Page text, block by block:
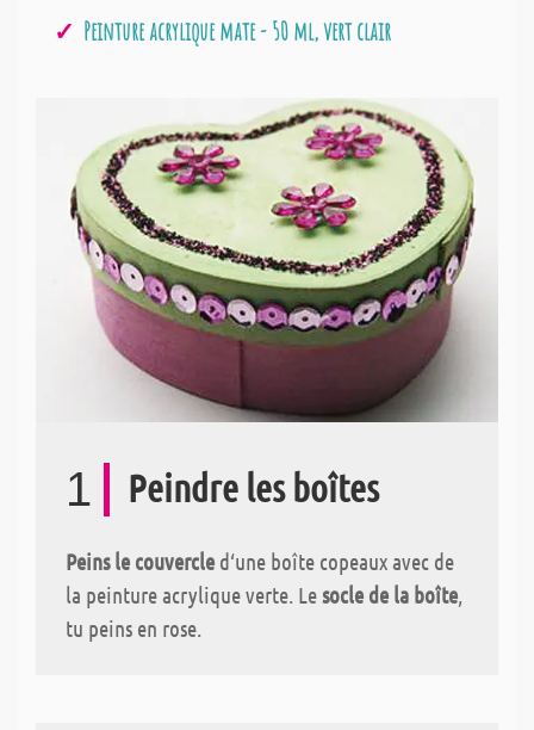
Peinture acrylique mate - 50 ml, vert clair
1 Peindre les boîtes
Peins le couvercle d‘une boîte copeaux avec de
la peinture acrylique verte. Lesocle de la boîte,
tu peins en rose.